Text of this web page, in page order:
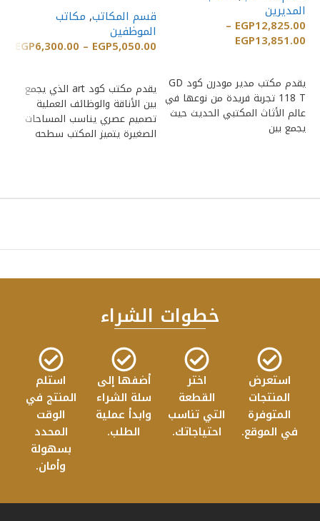
المديرين
EGP12,825.00
–
EGP13,851.00
يقدم مكتب مدير مودرن كود GD
118 T تجربة فريدة من نوعها في
عالم الأثاث المكتبي الحديث حيث
يجمع بين
قسم المكاتب, مكاتب
الموظفين
EGP5,050.00
–
EGP6,300.00
يقدم مكتب كود art الذي يجمع
بين الأناقة والوظائف العملية
تصميم عصري يناسب المساحات
الصغيرة يتميز المكتب سطحه
خطوات الشراء
استعرض
المنتجات
المتوفرة
في الموقع.
اختر
القطعة
التي تناسب
احتياجاتك.
أضفها إلى
سلة الشراء
وابدأ عملية
الطلب.
استلم
المنتج في
الوقت
المحدد
بسهولة
وأمان.